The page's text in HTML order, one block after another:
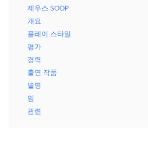
제우스 SOOP
개요
플레이 스타일
평가
경력
출연 작품
별명
밈
관련